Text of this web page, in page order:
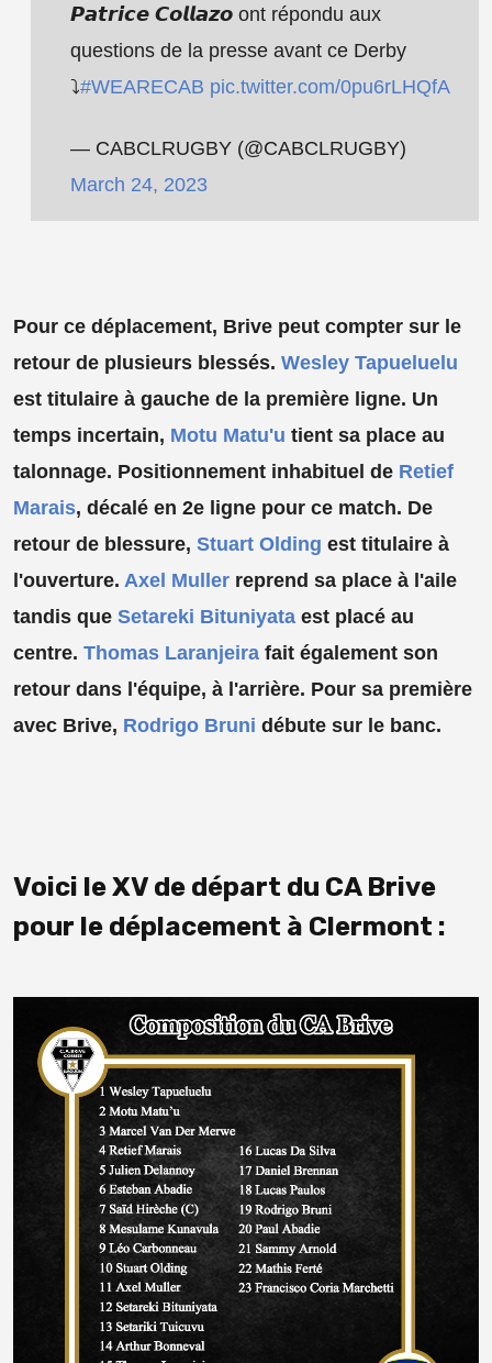
𝙋𝙖𝙩𝙧𝙞𝙘𝙚 𝘾𝙤𝙡𝙡𝙖𝙯𝙤 ont répondu aux
questions de la presse avant ce Derby
⤵️#WEARECAB pic.twitter.com/0pu6rLHQfA
— CABCLRUGBY (@CABCLRUGBY)
March 24, 2023
Pour ce déplacement, Brive peut compter sur le
retour de plusieurs blessés. Wesley Tapueluelu
est titulaire à gauche de la première ligne. Un
temps incertain, Motu Matu'u tient sa place au
talonnage. Positionnement inhabituel de Retief
Marais, décalé en 2e ligne pour ce match. De
retour de blessure, Stuart Olding est titulaire à
l'ouverture. Axel Muller reprend sa place à l'aile
tandis que Setareki Bituniyata est placé au
centre. Thomas Laranjeira fait également son
retour dans l'équipe, à l'arrière. Pour sa première
avec Brive, Rodrigo Bruni débute sur le banc.
Voici le XV de départ du CA Brive
pour le déplacement à Clermont :